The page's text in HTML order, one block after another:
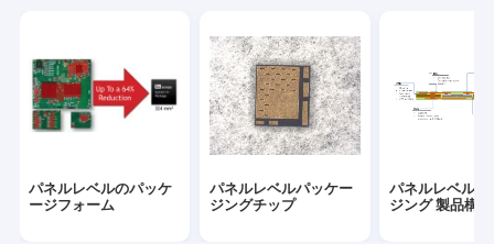
パネルレベルのパッケ
ージフォーム
パネルレベルパッケー
ジングチップ
パネルレベルパ
ジング 製品構造